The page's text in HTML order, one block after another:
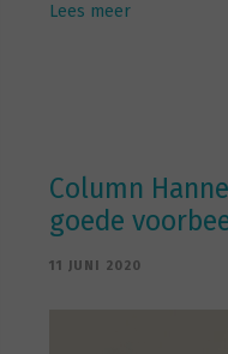
Lees meer
Column
goede
11 JUNI 2020